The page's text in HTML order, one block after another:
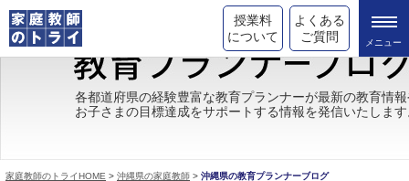
授業料
について
よくある
ご質問
トライの教育理念
成績が上がる理由
各都道府県の経験豊富な教育プランナーが最新の教育情
お子さまの目標達成をサポートする情報を発信いたしま
家庭教師のトライHOME > 沖縄県の家庭教師 > 沖縄県の教育プランナーブログ